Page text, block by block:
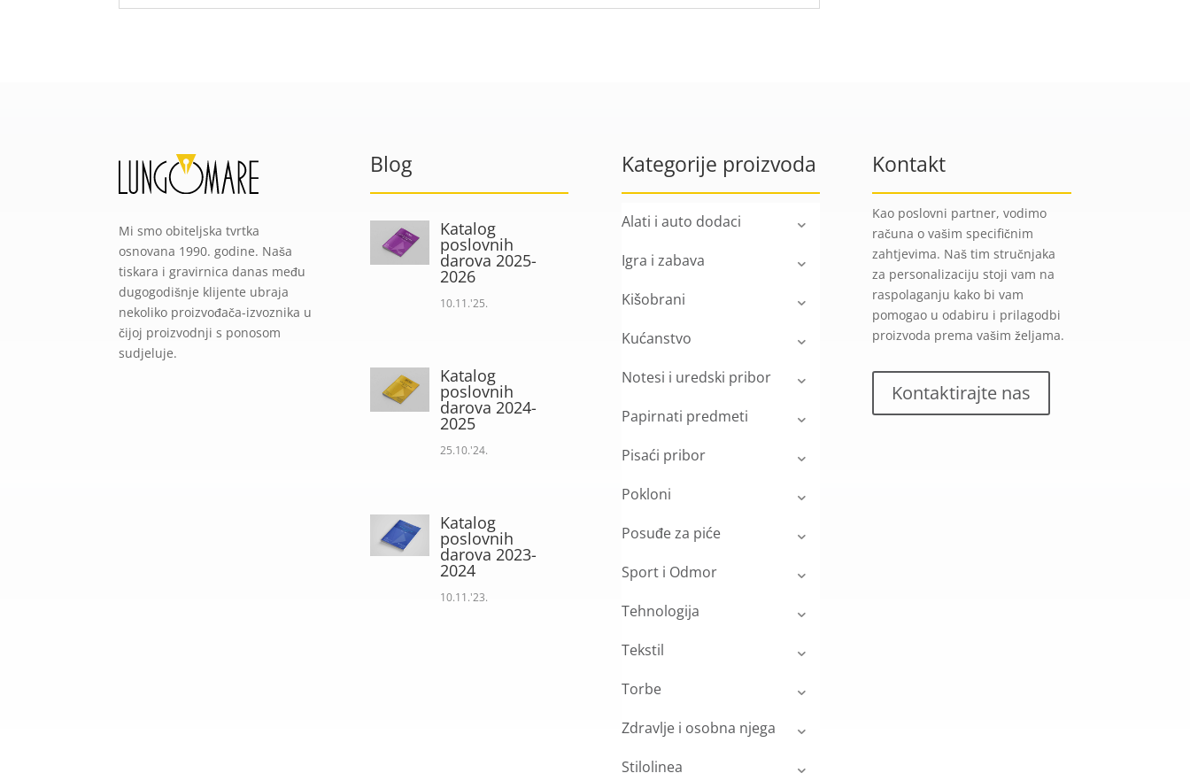
Mi smo obiteljska tvrtka
osnovana 1990. godine. Naša
tiskara i gravirnica danas među
dugogodišnje klijente ubraja
nekoliko proizvođača-izvoznika u
čijoj proizvodnji s ponosom
sudjeluje.
Blog
Katalog
poslovnih
darova 2025-
2026
10.11.'25.
Katalog
poslovnih
darova 2024-
2025
25.10.'24.
Katalog
poslovnih
darova 2023-
2024
10.11.'23.
Kategorije proizvoda
Alati i auto dodaci
Igra i zabava
Kišobrani
Kućanstvo
Notesi i uredski pribor
Papirnati predmeti
Pisaći pribor
Pokloni
Posuđe za piće
Sport i Odmor
Tehnologija
Tekstil
Torbe
Zdravlje i osobna njega
Stilolinea
Kontakt
Kao poslovni partner, vodimo
računa o vašim specifičnim
zahtjevima. Naš tim stručnjaka
za personalizaciju stoji vam na
raspolaganju kako bi vam
pomogao u odabiru i prilagodbi
proizvoda prema vašim željama.
Kontaktirajte nas